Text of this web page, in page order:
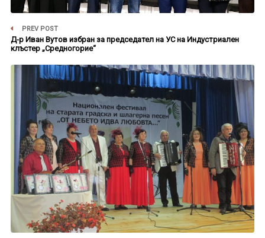
PREV POST
Д-р Иван Вутов избран за председател на УС на Индустриален
клъстер „Средногорие“